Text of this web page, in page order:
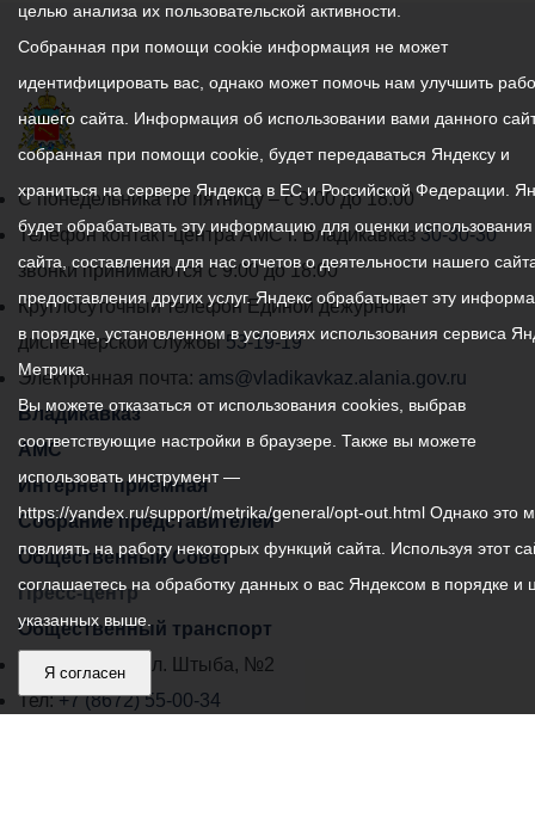
График
работы
администрации
местного
самоуправления
города
Владикавказ:
С понедельника по пятницу – с 9.00 до 18.00
Телефон контакт-центра АМС г. Владикавказ30-30-30
звонки принимаются с 9:00 до 18:00
Круглосуточный телефон Единой дежурной
диспетчерской службы53-19-19
Электронная почта: ams@vladikavkaz.alania.gov.ru
Владикавказ
АМС
Интернет приемная
Собрание представителей
Общественный Совет
Пресс-центр
Общественный транспорт
Владикавказ, пл. Штыба, №2
Тел:+7 (8672) 55-00-34
целью анализа их пользовательской активности.
Собранная при помощи cookie информация не может
идентифицировать вас, однако может помочь нам улучшить
нашего сайта. Информация об использовании вами данного
собранная при помощи cookie, будет передаваться Яндексу и
храниться на сервере Яндекса в ЕС и Российской Федерации.
будет обрабатывать эту информацию для оценки
сайта, составления для нас отчетов о деятельности нашего
предоставления других услуг. Яндекс обрабатывает эту
в порядке, установленном в условиях использования сервиса
Метрика.
Вы можете отказаться от использования cookies, выбрав
соответствующие настройки в браузере. Также вы можете
использовать инструмент —
https://yandex.ru/support/metrika/general/opt-out.html Однако это
повлиять на работу некоторых функций сайта. Используя этот
соглашаетесь на обработку данных о вас Яндексом в порядке и
указанных выше.
Я согласен